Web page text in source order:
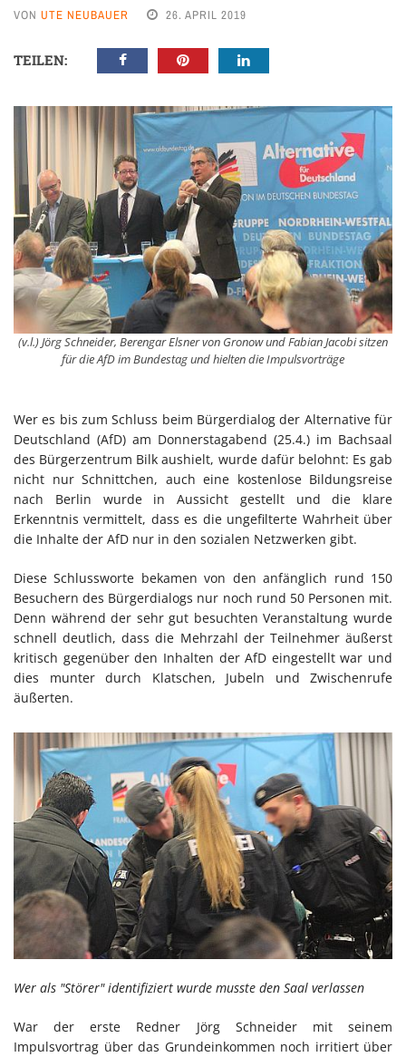
VON UTE NEUBAUER 26. APRIL 2019
TEILEN:
(v.l.) Jörg Schneider, Berengar Elsner von Gronow und Fabian Jacobi sitzen
für die AfD im Bundestag und hielten die Impulsvorträge
Wer es bis zum Schluss beim Bürgerdialog der Alternative für
Deutschland (AfD) am Donnerstagabend (25.4.) im Bachsaal
des Bürgerzentrum Bilk aushielt, wurde dafür belohnt: Es gab
nicht nur Schnittchen, auch eine kostenlose Bildungsreise
nach Berlin wurde in Aussicht gestellt und die klare
Erkenntnis vermittelt, dass es die ungefilterte Wahrheit über
die Inhalte der AfD nur in den sozialen Netzwerken gibt.
Diese Schlussworte bekamen von den anfänglich rund 150
Besuchern des Bürgerdialogs nur noch rund 50 Personen mit.
Denn während der sehr gut besuchten Veranstaltung wurde
schnell deutlich, dass die Mehrzahl der Teilnehmer äußerst
kritisch gegenüber den Inhalten der AfD eingestellt war und
dies munter durch Klatschen, Jubeln und Zwischenrufe
äußerten.
Wer als "Störer" identifiziert wurde musste den Saal verlassen
War der erste Redner Jörg Schneider mit seinem
Impulsvortrag über das Grundeinkommen noch irritiert über